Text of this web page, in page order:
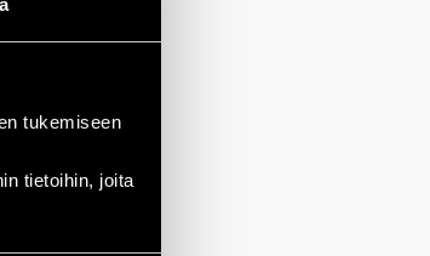
tukemiseen
tietoihin, joita